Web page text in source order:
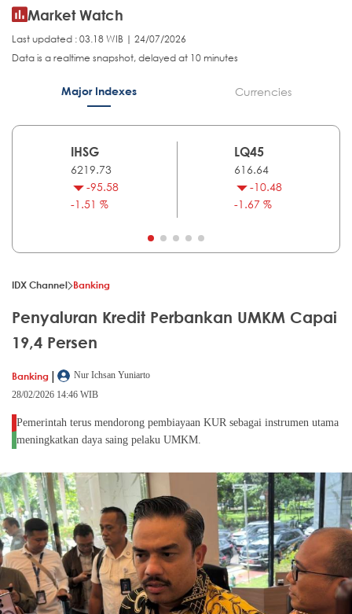
Market Watch
Last updated : 03.18 WIB | 24/07/2026
Data is a realtime snapshot, delayed at 10 minutes
Major Indexes Currencies
IHSG
6219.73
-95.58
-1.51 %
LQ45
616.64
-10.48
-1.67 %
IDX Channel Banking
Penyaluran Kredit Perbankan UMKM Capai
19,4 Persen
Banking |
Nur Ichsan Yuniarto
28/02/2026 14:46 WIB
Pemerintah terus mendorong pembiayaan KUR sebagai instrumen utama
meningkatkan daya saing pelaku UMKM.